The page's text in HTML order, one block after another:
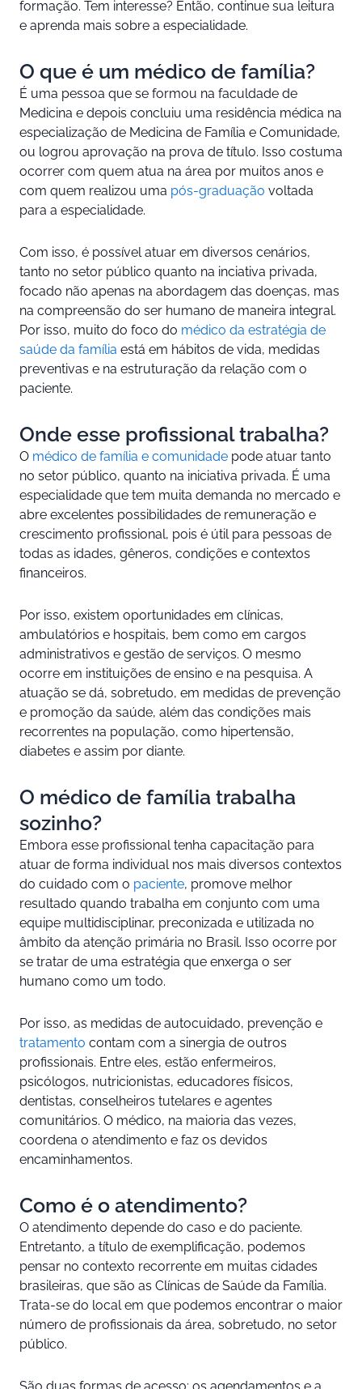
formação. Tem interesse? Então, continue sua leitura
e aprenda mais sobre a especialidade.
O que é um médico de família?
É uma pessoa que se formou na faculdade de
Medicina e depois concluiu uma residência médica na
especialização de Medicina de Família e Comunidade,
ou logrou aprovação na prova de título. Isso costuma
ocorrer com quem atua na área por muitos anos e
com quem realizou uma pós-graduação voltada
para a especialidade.
Com isso, é possível atuar em diversos cenários,
tanto no setor público quanto na inciativa privada,
focado não apenas na abordagem das doenças, mas
na compreensão do ser humano de maneira integral.
Por isso, muito do foco do médico da estratégia de
saúde da família está em hábitos de vida, medidas
preventivas e na estruturação da relação com o
paciente.
Onde esse profissional trabalha?
O médico de família e comunidade pode atuar tanto
no setor público, quanto na iniciativa privada. É uma
especialidade que tem muita demanda no mercado e
abre excelentes possibilidades de remuneração e
crescimento profissional, pois é útil para pessoas de
todas as idades, gêneros, condições e contextos
financeiros.
Por isso, existem oportunidades em clínicas,
ambulatórios e hospitais, bem como em cargos
administrativos e gestão de serviços. O mesmo
ocorre em instituições de ensino e na pesquisa. A
atuação se dá, sobretudo, em medidas de prevenção
e promoção da saúde, além das condições mais
recorrentes na população, como hipertensão,
diabetes e assim por diante.
O médico de família trabalha
sozinho?
Embora esse profissional tenha capacitação para
atuar de forma individual nos mais diversos contextos
do cuidado com o paciente, promove melhor
resultado quando trabalha em conjunto com uma
equipe multidisciplinar, preconizada e utilizada no
âmbito da atenção primária no Brasil. Isso ocorre por
se tratar de uma estratégia que enxerga o ser
humano como um todo.
Por isso, as medidas de autocuidado, prevenção e
tratamento contam com a sinergia de outros
profissionais. Entre eles, estão enfermeiros,
psicólogos, nutricionistas, educadores físicos,
dentistas, conselheiros tutelares e agentes
comunitários. O médico, na maioria das vezes,
coordena o atendimento e faz os devidos
encaminhamentos.
Como é o atendimento?
O atendimento depende do caso e do paciente.
Entretanto, a título de exemplificação, podemos
pensar no contexto recorrente em muitas cidades
brasileiras, que são as Clínicas de Saúde da Família.
Trata-se do local em que podemos encontrar o maior
número de profissionais da área, sobretudo, no setor
público.